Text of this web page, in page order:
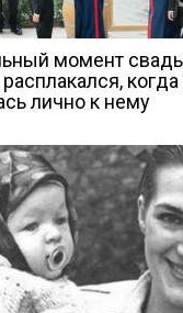
момент
лично к нему